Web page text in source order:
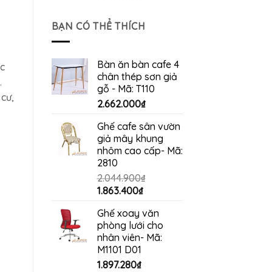
là:
4.200.000₫.
BẠN CÓ THỂ THÍCH
Bàn ăn bàn cafe 4
chân thép sơn giả
gỗ - Mã: T110
2.662.000₫
Ghế cafe sân vườn
giả mây khung
nhôm cao cấp- Mã:
2810
2.044.900₫
Giá
là:
2.044.900₫.
1.863.400₫Giá
tại
là:
1.863.400₫.
Ghế xoay văn
phòng lưới cho
nhân viên- Mã:
M1101 D01
1.897.280₫